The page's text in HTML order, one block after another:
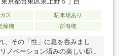
ス
駐車場あり
燥機 所有権
その「性」に息を呑みまし
ノベーション済みの美しい邸